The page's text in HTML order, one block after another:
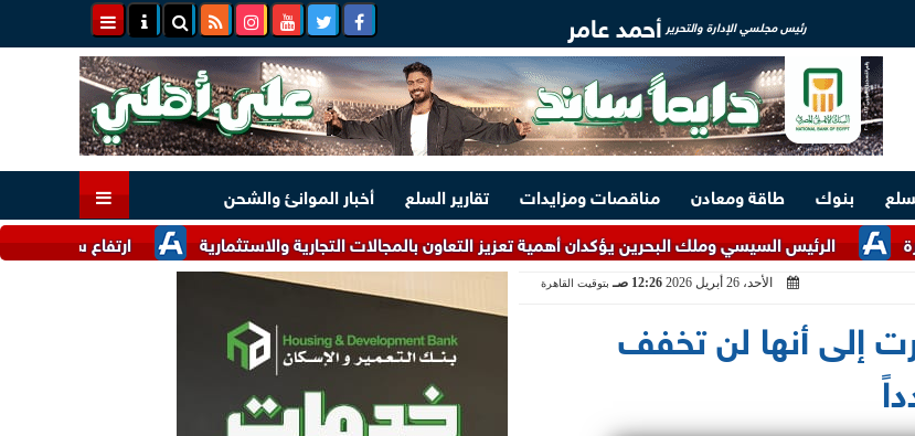
رئيس مجلسي الإدارة والتحرير أحمد عامر
بنوك طاقة ومعادن مناقصات ومزايدات تقارير السلع
أخبار الموانئ والشحن
ارتفاع سعر الذهب اليوم الخميس 6 أغسطس 2026 بختام التعاملات.. عيار
السيسي وملك البحرين يؤكدان أهمية تعزيز التعاون بالمجالات التجارية والاستثمارية
الأحد، 26 أبريل 2026 12:26 صـ بتوقيت القاهرة
إلى أنها لن تخفف